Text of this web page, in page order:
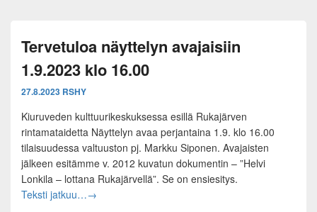
Tervetuloa näyttelyn avajaisiin
1.9.2023 klo 16.00
27.8.2023 RSHY
Kiuruveden kulttuurikeskuksessa esillä Rukajärven
rintamataidetta Näyttelyn avaa perjantaina 1.9. klo 16.00
tilaisuudessa valtuuston pj. Markku Siponen. Avajaisten
jälkeen esitämme v. 2012 kuvatun dokumentin – ”Helvi
Lonkila – lottana Rukajärvellä”. Se on ensiesitys.
Teksti jatkuu…Tervetuloa näyttelyn avajaisiin 1.9.2023 klo 16.00
→